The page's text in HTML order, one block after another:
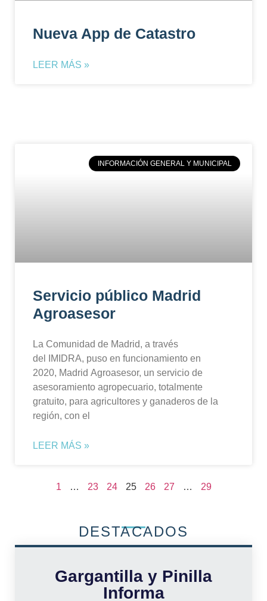
Nueva App de Catastro
LEER MÁS »
INFORMACIÓN GENERAL Y MUNICIPAL
Servicio público Madrid
Agroasesor
La Comunidad de Madrid, a través
del IMIDRA, puso en funcionamiento en
2020, Madrid Agroasesor, un servicio de
asesoramiento agropecuario, totalmente
gratuito, para agricultores y ganaderos de la
región, con el
LEER MÁS »
1 … 23 24 25 26 27 … 29
DESTACADOS
Gargantilla y Pinilla
Informa